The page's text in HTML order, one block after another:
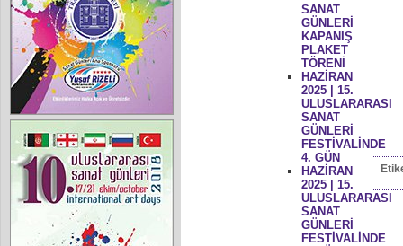
SANAT
GÜNLERİ
KAPANIŞ
PLAKET
TÖRENİ
HAZİRAN
2025 | 15.
ULUSLARARASI
SANAT
GÜNLERİ
FESTİVALİNDE
4. GÜN
HAZİRAN
2025 | 15.
ULUSLARARASI
SANAT
GÜNLERİ
FESTİVALİNDE